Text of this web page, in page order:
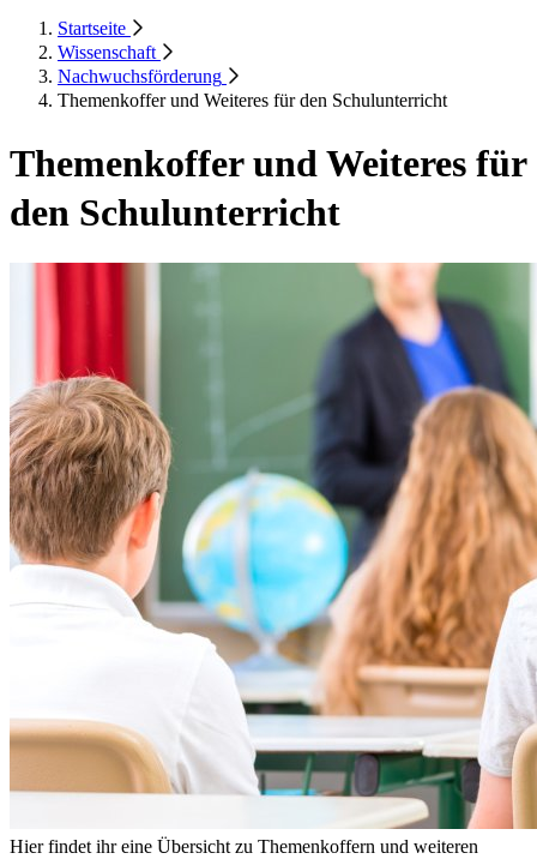
Startseite
Wissenschaft
Nachwuchsförderung
Themenkoffer und Weiteres für den Schulunterricht
Themenkoffer und Weiteres für
den Schulunterricht
Hier findet ihr eine Übersicht zu Themenkoffern und weiteren